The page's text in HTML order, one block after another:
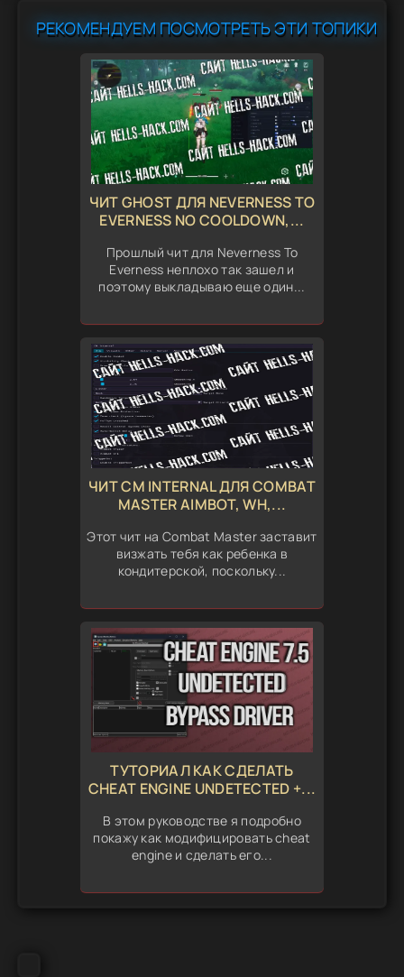
РЕКОМЕНДУЕМ ПОСМОТРЕТЬ ЭТИ ТОПИКИ
ЧИТ GHOST ДЛЯ NEVERNESS TO
EVERNESS NO COOLDOWN,...
Прошлый чит для Neverness To
Everness неплохо так зашел и
поэтому выкладываю еще один...
ЧИТ CM INTERNAL ДЛЯ COMBAT
MASTER AIMBOT, WH,...
Этот чит на Combat Master заставит
визжать тебя как ребенка в
кондитерской, поскольку...
ТУТОРИАЛ КАК СДЕЛАТЬ
CHEAT ENGINE UNDETECTED +...
В этом руководстве я подробно
покажу как модифицировать cheat
engine и сделать его...